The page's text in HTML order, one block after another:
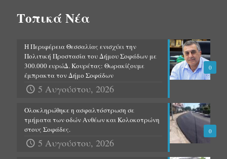
Τοπικά Νέα
0
Η Περιφέρεια Θεσσαλίας ενισχύει την
Πολιτική Προστασία του Δήμου Σοφάδων με
300.000 ευρώΔ. Κουρέτας: Θωρακίζουμε
έμπρακτα τον Δήμο Σοφάδων
5 Αυγούστου, 2026
0
Ολοκληρώθηκε η ασφαλτόστρωση σε
τμήματα των οδών Ανθέων και Κολοκοτρώνη
στους Σοφάδες.
5 Αυγούστου, 2026